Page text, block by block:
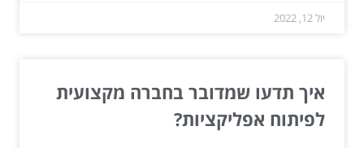
יול 12, 2022
איך תדעו שמדובר בחברה מקצועית
לפיתוח אפליקציות?